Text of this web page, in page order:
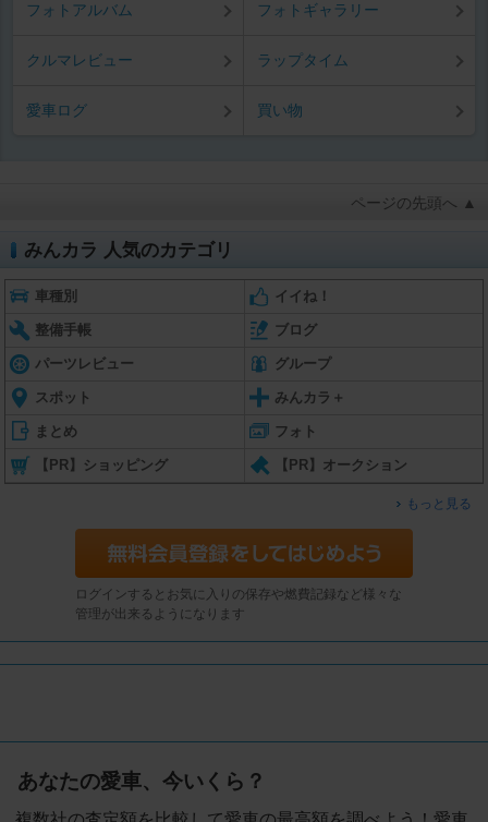
フォトアルバム フォトギャラリー
クルマレビュー ラップタイム
愛車ログ 買い物
ページの先頭へ ▲
みんカラ 人気のカテゴリ
車種別 イイね！
整備手帳 ブログ
パーツレビュー グループ
スポット みんカラ＋
まとめ フォト
【PR】ショッピング 【PR】オークション
もっと見る
ログインするとお気に入りの保存や燃費記録など様々な
管理が出来るようになります
あなたの愛車、今いくら？